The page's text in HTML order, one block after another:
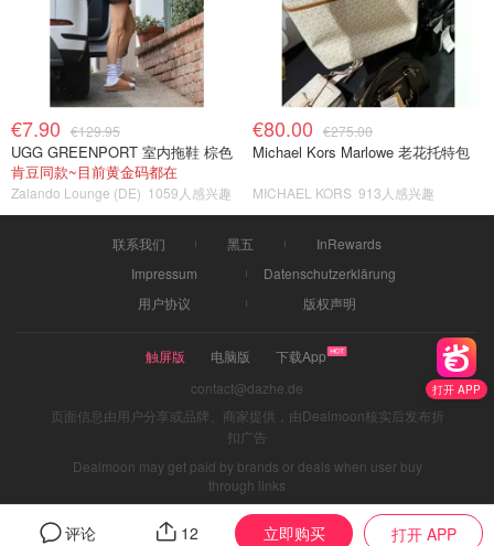
打开 APP
评论 12 立即购买 打开 APP
€7.90 €129.95
UGG GREENPORT 室内拖鞋 棕色
肯豆同款~目前黄金码都在
Zalando Lounge (DE) 1059人感兴趣
€80.00 €275.00
Michael Kors Marlowe 老花托特包
MICHAEL KORS 913人感兴趣
联系我们 黑五
InRewards
Impressum
Datenschutzerklärung
用户协议
版权声明
触屏版 电脑版
下载App
contact@dazhe.de
页面信息由用户分享或品牌、商家提供，由Dealmoon核实后发布折
扣广告
Dealmoon may get paid by brands or deals when user buy
through links